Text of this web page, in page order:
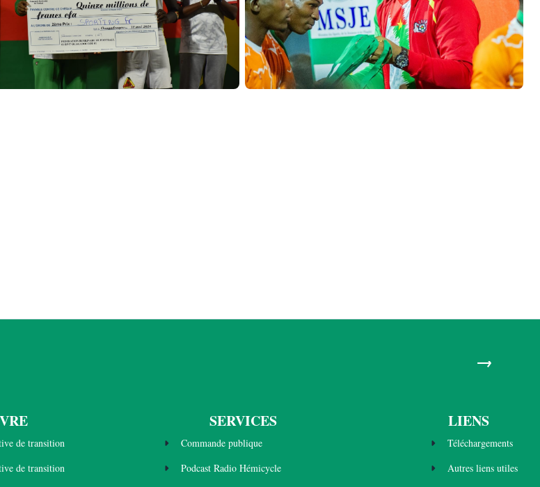
→
de transition
de transition
SERVICES
Commande publique
Podcast Radio Hémicycle
LIENS
Téléchargements
Autres liens utiles